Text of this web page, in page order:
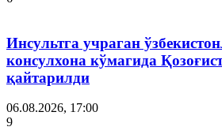
Инсультга учраган
консулхона кўмагида
қайтарилди
06.08.2026, 17:00
9